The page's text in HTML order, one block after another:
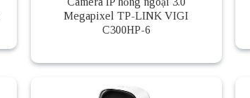
Megapixel TP-LINK VIGI
C300HP-6